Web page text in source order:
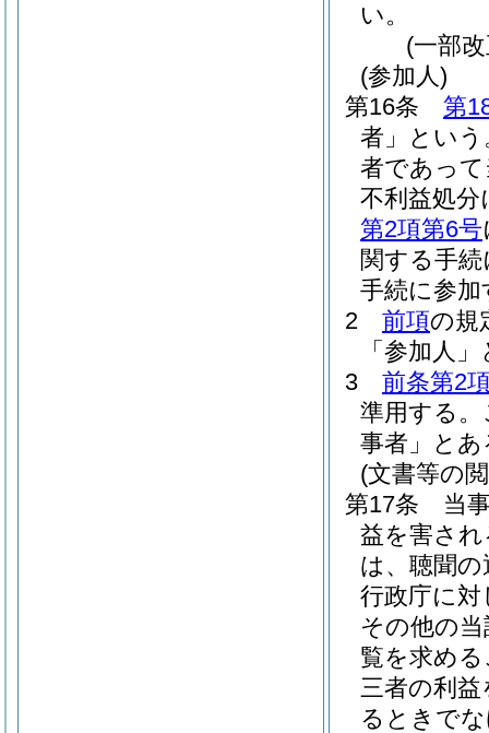
い。
(一部
(参加人)
第16条
第
者」という
者であっ
不利益処
第2項第6号
関する手
手続に参
2
前項の規
「参加人
3
前条第2
準用する。
事者」と
(文書等の
第17条
当
益を害さ
は、聴聞
行政庁に
その他の
覧を求め
三者の利
るときで